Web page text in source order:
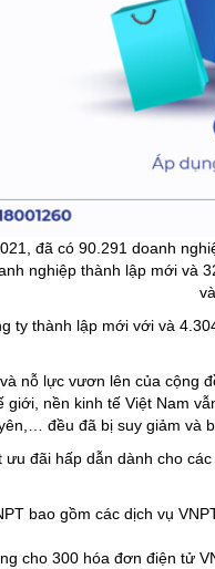
đã có 90.291 doanh
nghiệp thành lập mới
ty thành lập mới với và
nỗ lực vươn lên của cộng
nền kinh tế Việt Nam
đều đã bị suy giảm và
đãi hấp dẫn dành cho
bao gồm các dịch vụ
cho 300 hóa đơn điện tử